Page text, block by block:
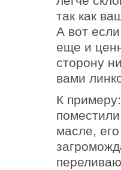
так как
А вот
еще и
сторону
вами
К
масле,